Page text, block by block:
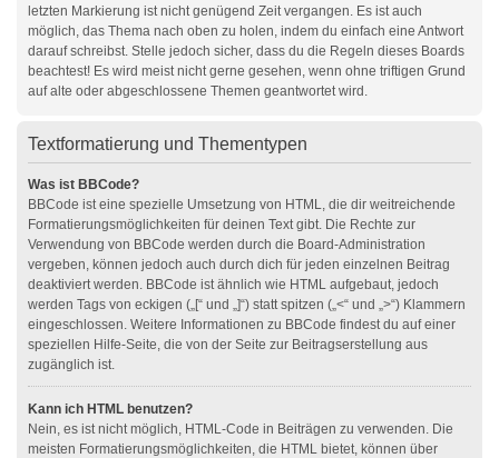
letzten Markierung ist nicht genügend Zeit vergangen. Es ist auch
möglich, das Thema nach oben zu holen, indem du einfach eine Antwort
darauf schreibst. Stelle jedoch sicher, dass du die Regeln dieses Boards
beachtest! Es wird meist nicht gerne gesehen, wenn ohne triftigen Grund
auf alte oder abgeschlossene Themen geantwortet wird.
Textformatierung und Thementypen
Was ist BBCode?
BBCode ist eine spezielle Umsetzung von HTML, die dir weitreichende
Formatierungsmöglichkeiten für deinen Text gibt. Die Rechte zur
Verwendung von BBCode werden durch die Board-Administration
vergeben, können jedoch auch durch dich für jeden einzelnen Beitrag
deaktiviert werden. BBCode ist ähnlich wie HTML aufgebaut, jedoch
werden Tags von eckigen („[“ und „]“) statt spitzen („<“ und „>“) Klammern
eingeschlossen. Weitere Informationen zu BBCode findest du auf einer
speziellen Hilfe-Seite, die von der Seite zur Beitragserstellung aus
zugänglich ist.
Kann ich HTML benutzen?
Nein, es ist nicht möglich, HTML-Code in Beiträgen zu verwenden. Die
meisten Formatierungsmöglichkeiten, die HTML bietet, können über